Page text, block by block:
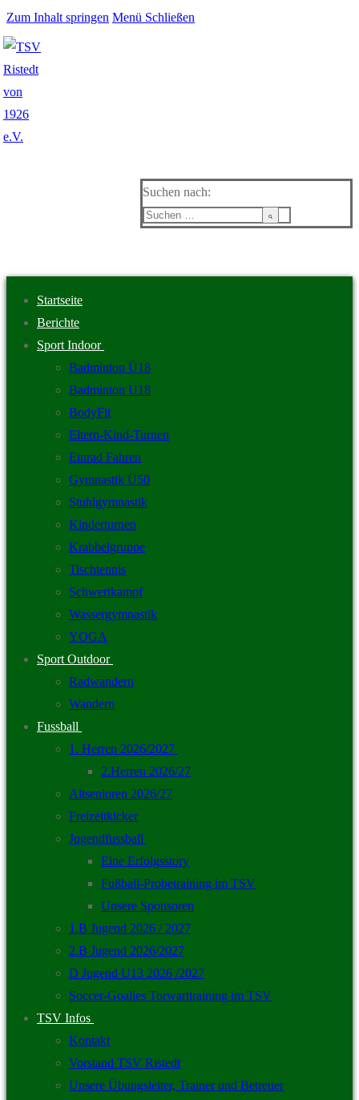
Zum Inhalt springen Menü Schließen
Suchen nach:
Startseite
Berichte
Sport Indoor
Badminton Ü18
Badminton U18
BodyFit
Eltern-Kind-Turnen
Einrad Fahren
Gymnastik Ü50
Stuhlgymnastik
Kinderturnen
Krabbelgruppe
Tischtennis
Schwertkampf
Wassergymnastik
YOGA
Sport Outdoor
Radwandern
Wandern
Fussball
1. Herren 2026/2027
2.Herren 2026/27
Altsenioren 2026/27
Freizeitkicker
Jugendfussball
Eine Erfolgsstory
Fußball-Probetraining im TSV
Unsere Sponsoren
1.B Jugend 2026 / 2027
2.B Jugend 2026/2027
D Jugend U13 2026 /2027
Soccer-Goalies Torwarttraining im TSV
TSV Infos
Kontakt
Vorstand TSV Ristedt
Unsere Übungsleiter, Trainer und Betreuer